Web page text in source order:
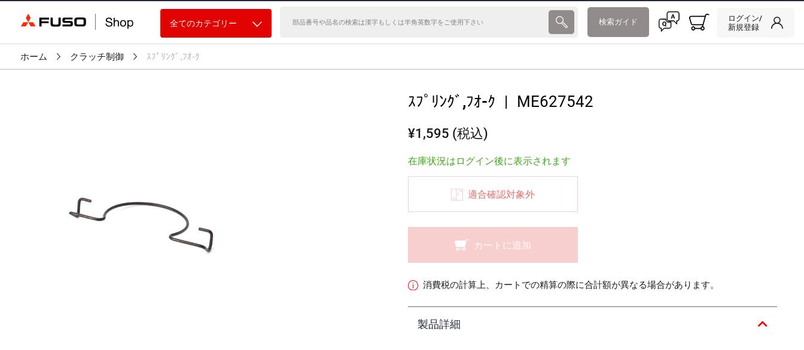
全てのカテゴリー 検索ガイド
ログイン/
新規登録
ホーム クラッチ制御 ｽﾌﾟﾘﾝｸﾞ,ﾌｵ-ｸ
ｽﾌﾟﾘﾝｸﾞ,ﾌｵ-ｸ | ME627542
¥1,595 (税込)
在庫状況はログイン後に表示されます
適合確認対象外
カートに追加
消費税の計算上、カートでの精算の際に合計額が異なる場合があります。
製品詳細